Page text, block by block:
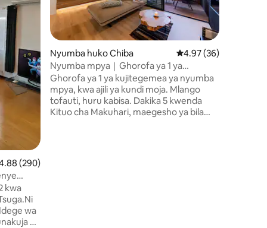
wa wastani wa 4.88 kati ya 5, tathmini 290
(290)
Ndege
kwa
wa
na
Nyumba huko Chiba Ukadiriaji wa wastani
4.97 (36)
Nyumba mpya｜Ghorofa ya 1 ya
kujitegemea｜Mita 5 kutoka kituo｜Mita
10 kutoka Messe・Mita 30 kutoka TDL
Ghorofa ya 1 ya kujitegemea ya nyumba
mpya, kwa ajili ya kundi moja. Mlango
tofauti, huru kabisa. Dakika 5 kwenda
Kituo cha Makuhari, maegesho ya bila